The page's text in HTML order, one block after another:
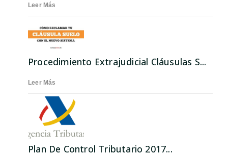
Leer Más
Procedimiento Extrajudicial Cláusulas S...
Leer Más
Plan De Control Tributario 2017...